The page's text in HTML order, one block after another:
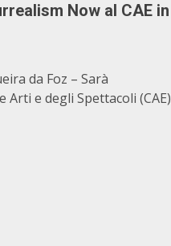
Now al CAE in
da Foz – Sarà
e degli Spettacoli (CAE)